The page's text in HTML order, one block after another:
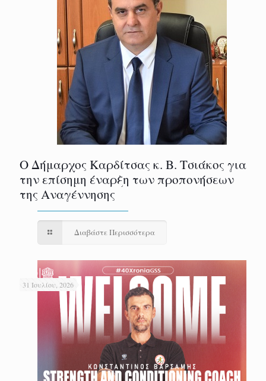
Ο Δήμαρχος Καρδίτσας κ. Β. Τσιάκος για
την επίσημη έναρξη των προπονήσεων
της Αναγέννησης
Διαβάστε Περισσότερα
31 Ιουλίου, 2026